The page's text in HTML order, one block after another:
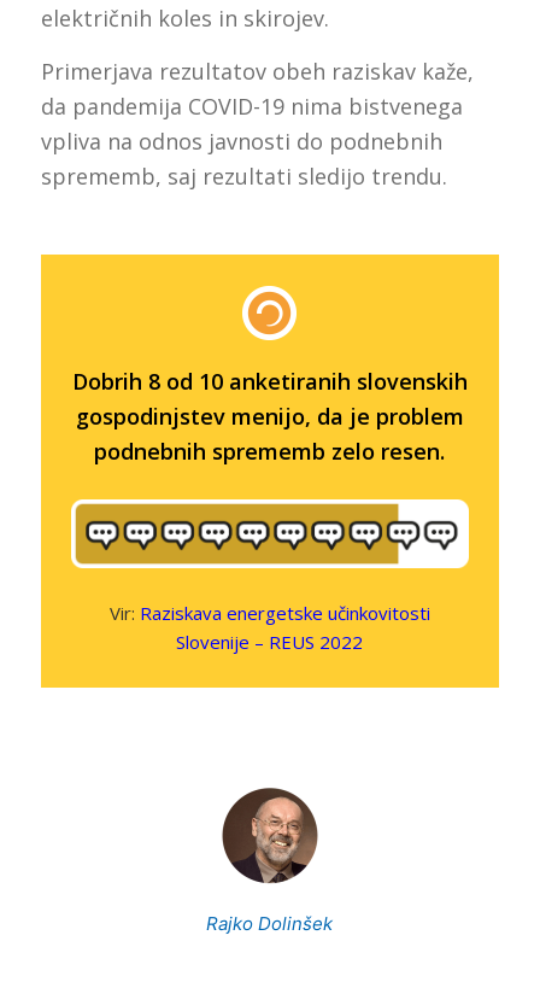
električnih koles in skirojev.
Primerjava rezultatov obeh raziskav kaže,
da pandemija COVID-19 nima bistvenega
vpliva na odnos javnosti do podnebnih
sprememb, saj rezultati sledijo trendu.
Dobrih 8 od 10 anketiranih slovenskih
gospodinjstev menijo, da je problem
podnebnih sprememb zelo resen.
Vir: Raziskava energetske učinkovitosti
Slovenije – REUS 2022
Rajko Dolinšek